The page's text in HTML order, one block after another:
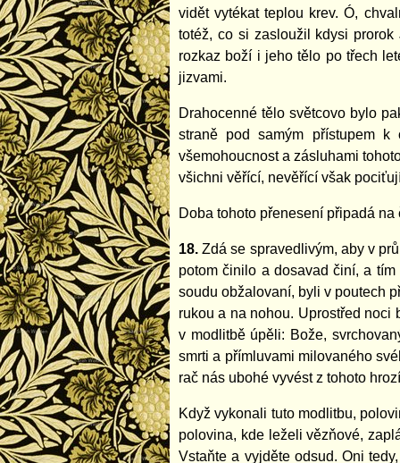
vidět vytékat teplou krev. Ó,
totéž, co si zasloužil kdysi
rozkaz boží i jeho tělo po třech
jizvami.
Drahocenné tělo světcovo bylo
straně pod samým přístupem
všemohoucnost a zásluhami
všichni věřící, nevěřící však
Doba tohoto přenesení připadá
18. Zdá se spravedlivým, aby v
potom činilo a dosavad činí, a
soudu obžalovaní, byli v poutech
rukou a na nohou. Uprostřed noci
v modlitbě úpěli: Bože,
smrti a přímluvami milovaného
rač nás ubohé vyvést z tohoto
Když vykonali tuto modlitbu,
polovina, kde leželi vězňové,
Vstaňte a vyjděte odsud. Oni